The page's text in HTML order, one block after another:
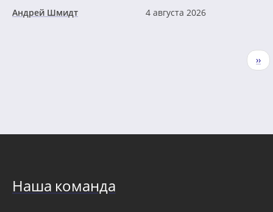
Андрей Шмидт
4 августа 2026
››
Наша команда